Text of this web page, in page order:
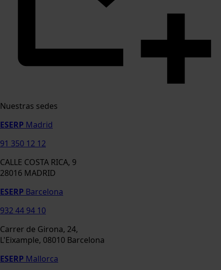
Nuestras sedes
ESERP Madrid
91 350 12 12
CALLE COSTA RICA, 9
28016 MADRID
ESERP Barcelona
932 44 94 10
Carrer de Girona, 24,
L'Eixample, 08010 Barcelona
ESERP Mallorca